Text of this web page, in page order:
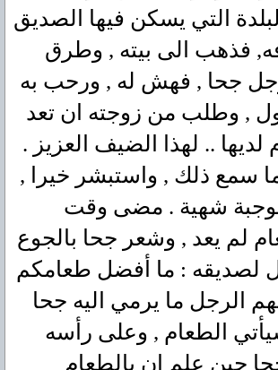
التي يسكن فيها الصديق
فذهب الى بيته , وطرق
جحا , فهش له , ورحب به
, وطلب من زوجته ان تعد
لديها .. لهذا الضيف العزيز .
سمع ذلك , واستبشر خيرا ,
شهية . مضى وقت
لم يعد , وشعر جحا بالجوع
لصديقه : ما أفضل طعامكم
الرجل ما يرمي اليه جحا
الطعام , وعلى رأسه
حين علم ان بالطعام